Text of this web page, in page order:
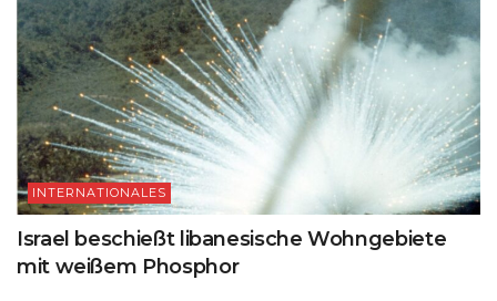
INTERNATIONALES
Israel beschießt libanesische Wohngebiete
mit weißem Phosphor